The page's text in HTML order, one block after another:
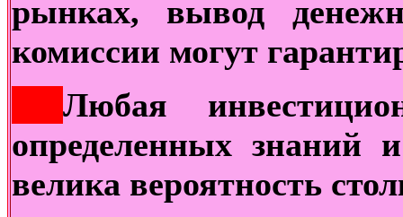
рынках, вывод
комиссии могут
Любая
определенных знаний
велика вероятность